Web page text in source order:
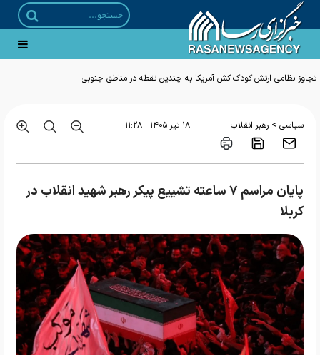
تجاوز نظامی ارتش کودک کش آمریکا به چندین نقطه در مناطق جنوبی کشور
سیاسی > رهبر انقلاب ۱۸ تير ۱۴۰۵ - ۱۱:۲۸
پایان مراسم ۷ ساعته تشییع پیکر رهبر شهید انقلاب در
کربلا